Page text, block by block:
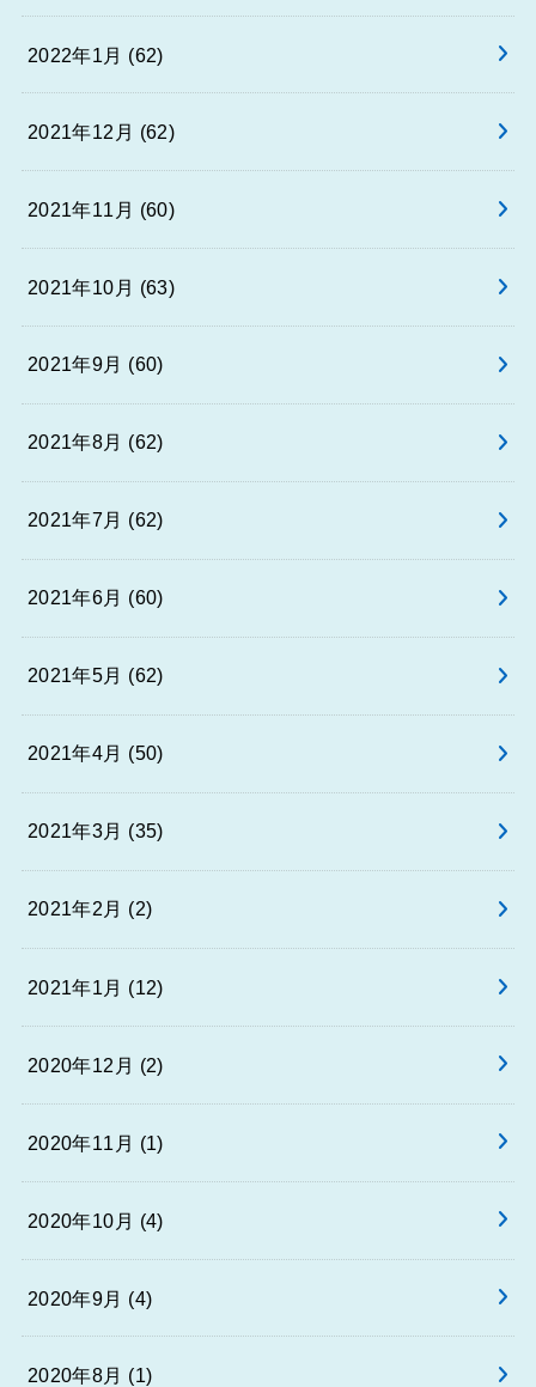
2022年1月 (62)
2021年12月 (62)
2021年11月 (60)
2021年10月 (63)
2021年9月 (60)
2021年8月 (62)
2021年7月 (62)
2021年6月 (60)
2021年5月 (62)
2021年4月 (50)
2021年3月 (35)
2021年2月 (2)
2021年1月 (12)
2020年12月 (2)
2020年11月 (1)
2020年10月 (4)
2020年9月 (4)
2020年8月 (1)